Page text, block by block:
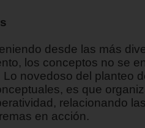
desde las más
los conceptos no se
novedoso del planteo
es que
relacionando
en acción.